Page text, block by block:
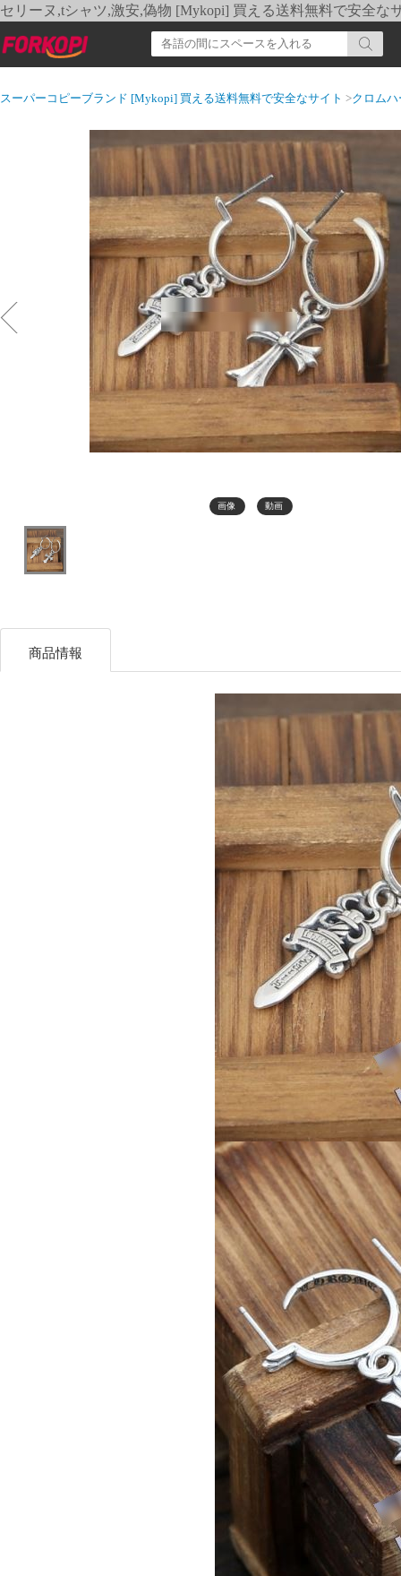
セリーヌ,tシャツ,激安,偽物 [Mykopi] 買える送料無料で安全な
スーパーコピーブランド [Mykopi] 買える送料無料で安全なサイト >クロム
画像 動画
商品情報